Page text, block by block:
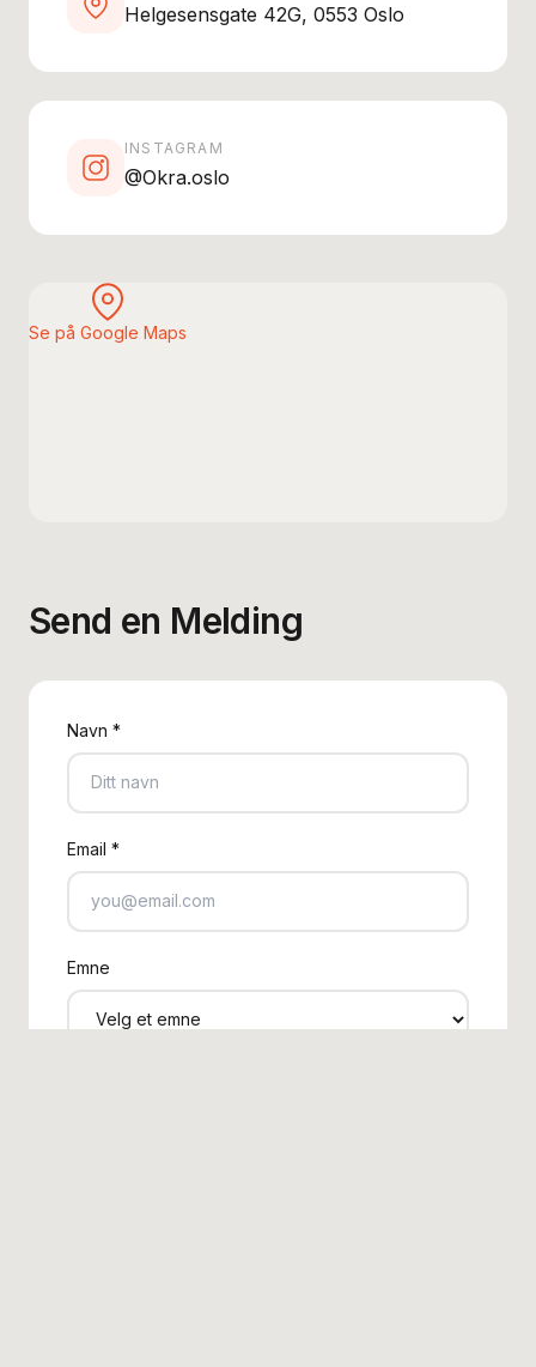
Helgesensgate 42G, 0553 Oslo
INSTAGRAM
@Okra.oslo
Se på Google Maps
Send en Melding
Navn *
Email *
Emne